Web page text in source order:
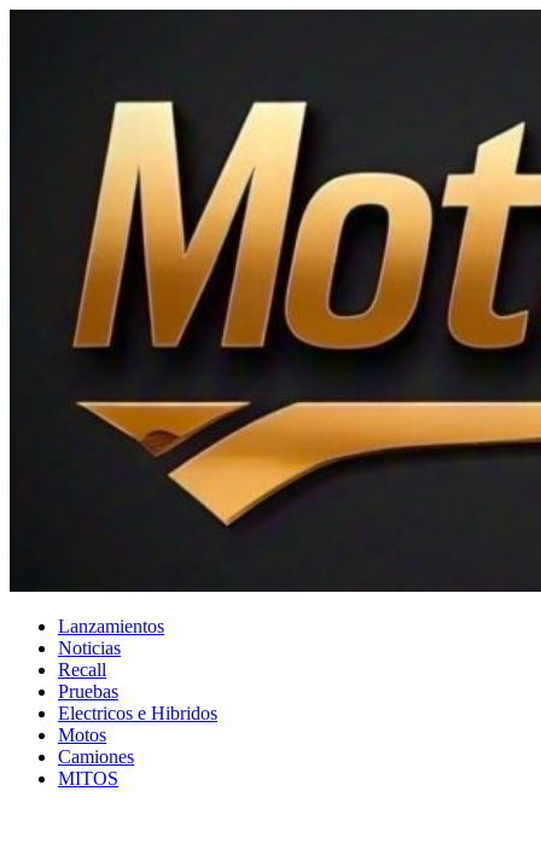
Lanzamientos
Noticias
Recall
Pruebas
Electricos e Hibridos
Motos
Camiones
MITOS